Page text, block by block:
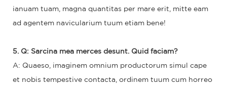
ianuam tuam, magna quantitas per mare erit, mitte eam
ad agentem navicularium tuum etiam bene!
5. Q: Sarcina mea merces desunt. Quid faciam?
A: Quaeso, imaginem omnium productorum simul cape
et nobis tempestive contacta, ordinem tuum cum horreo